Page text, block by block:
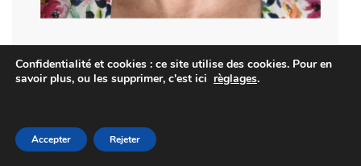
d’aider les entrepreneurs reprendre la main sur
leur planning avec des outils malins, des
Confidentialité et cookies : ce site utilise des cookies. Pour en
savoir plus, ou les supprimer, c'est ici règlages.
Accepter Rejeter